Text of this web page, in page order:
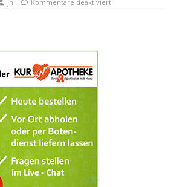
jh Kommentare deaktiviert